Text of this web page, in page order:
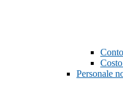
Personale